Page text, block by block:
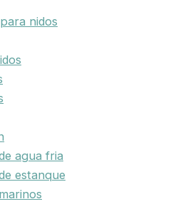
nidos
agua fria
estanque